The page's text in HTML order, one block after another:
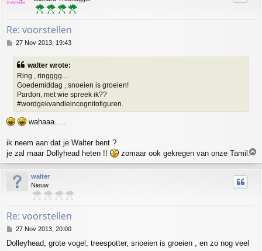
Re: voorstellen
P
s
27 Nov 2013, 19:43
walter wrote:
Ring , ringggg....
Goedemiddag , snoeien is groeien!
Pardon, met wie spreek ik??
#wordgekvandieincognitofiguren.
wahaaa.....
ik neem aan dat je Walter bent ?
je zal maar Dollyhead heten !!
zomaar ook gekregen van onze Tamil.
o
p
walter
Nieuw
Re: voorstellen
P
s
27 Nov 2013, 20:00
Dolleyhead, grote vogel, treespotter, snoeien is groeien , en zo nog veel